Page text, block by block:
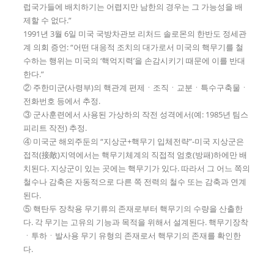
럽국가들에 배치하기는 어렵지만 남한의 경우는 그 가능성을 배
제할 수 없다.”
1991년 3월 6일 미국 국방차관보 리처드 솔로몬의 한반도 정세관
계 의회 증언: “어떤 대응적 조치의 대가로서 미국의 핵무기를 철
수하는 행위는 미국의 ‘핵억지력’을 손감시키기 때문에 이를 반대
한다.”
② 주한미군(사령부)의 핵관계 편제ㆍ조직ㆍ교분ㆍ특수구축물ㆍ
전화번호 등에서 추정.
③ 군사훈련에서 사용된 가상하의 작전 성격에서(예: 1985년 팀스
피리트 작전) 추정.
④ 미국군 해외주둔의 “지상군+핵무기 입체전략”-미국 지상군은
접적(接敵)지역에서는 핵무기체계의 직접적 엄호(방패)하에만 배
치된다. 지상군이 있는 곳에는 핵무기가 있다. 따라서 그 어느 쪽의
철수나 감축은 자동적으로 다른 쪽 전력의 철수 또는 감축과 연계
된다.
⑤ 핵탄두 장착용 무기류의 존재로부터 핵무기의 수량을 산출한
다. 각 무기는 고유의 기능과 목적을 위해서 설계된다. 핵무기장착
ㆍ투하ㆍ발사용 무기 유형의 존재로서 핵무기의 존재를 확인한
다.